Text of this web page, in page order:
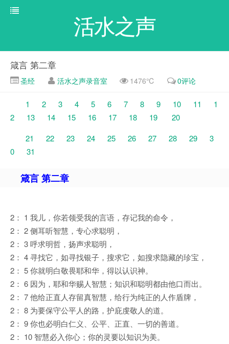
活水之声
箴言 第二章
圣经 活水之声录音室 1476℃ 0评论
1 2 3 4 5 6 7 8 9 10 11
1
2
13 14 15 16 17 18 19
20
21
22 23 24 25 26 27 28 29
3
0
31
箴言 第二章
2： 1 我儿，你若领受我的言语，存记我的命令，
2： 2 侧耳听智慧，专心求聪明，
2： 3 呼求明哲，扬声求聪明，
2： 4 寻找它，如寻找银子，搜求它，如搜求隐藏的珍宝，
2： 5 你就明白敬畏耶和华，得以认识神。
2： 6 因为，耶和华赐人智慧；知识和聪明都由他口而出。
2： 7 他给正直人存留真智慧，给行为纯正的人作盾牌，
2： 8 为要保守公平人的路，护庇虔敬人的道。
2： 9 你也必明白仁义、公平、正直、一切的善道。
2： 10 智慧必入你心；你的灵要以知识为美。